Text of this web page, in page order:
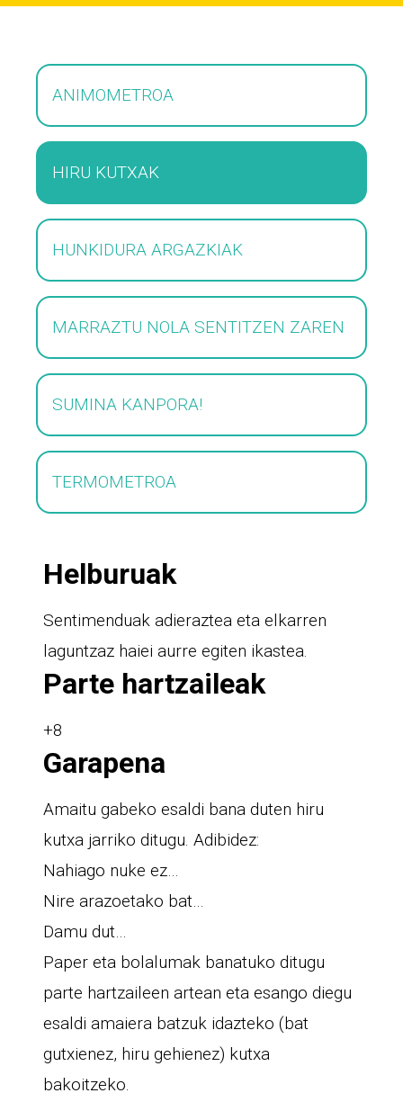
ANIMOMETROA
HIRU KUTXAK
HUNKIDURA ARGAZKIAK
MARRAZTU NOLA SENTITZEN ZAREN
SUMINA KANPORA!
TERMOMETROA
Helburuak
Sentimenduak adieraztea eta elkarren
laguntzaz haiei aurre egiten ikastea.
Parte hartzaileak
+8
Garapena
Amaitu gabeko esaldi bana duten hiru
kutxa jarriko ditugu. Adibidez:
Nahiago nuke ez…
Nire arazoetako bat…
Damu dut…
Paper eta bolalumak banatuko ditugu
parte hartzaileen artean eta esango diegu
esaldi amaiera batzuk idazteko (bat
gutxienez, hiru gehienez) kutxa
bakoitzeko.